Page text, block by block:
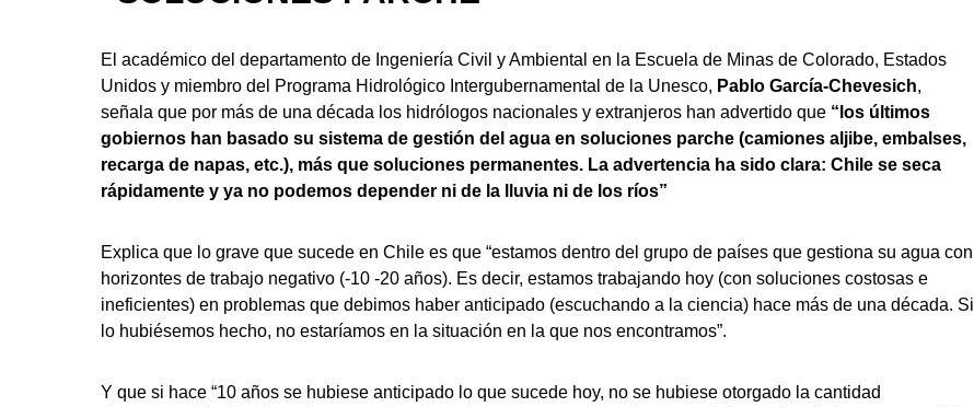
El académico del departamento de Ingeniería Civil y Ambiental en la Escuela de Minas de Colorado, Estados
Unidos y miembro del Programa Hidrológico Intergubernamental de la Unesco, Pablo García-Chevesich,
señala que por más de una década los hidrólogos nacionales y extranjeros han advertido que “los últimos
gobiernos han basado su sistema de gestión del agua en soluciones parche (camiones aljibe, embalses,
recarga de napas, etc.), más que soluciones permanentes. La advertencia ha sido clara: Chile se seca
rápidamente y ya no podemos depender ni de la lluvia ni de los ríos”
Explica que lo grave que sucede en Chile es que “estamos dentro del grupo de países que gestiona su agua con
horizontes de trabajo negativo (-10 -20 años). Es decir, estamos trabajando hoy (con soluciones costosas e
ineficientes) en problemas que debimos haber anticipado (escuchando a la ciencia) hace más de una década. Si
lo hubiésemos hecho, no estaríamos en la situación en la que nos encontramos”.
Y que si hace “10 años se hubiese anticipado lo que sucede hoy, no se hubiese otorgado la cantidad